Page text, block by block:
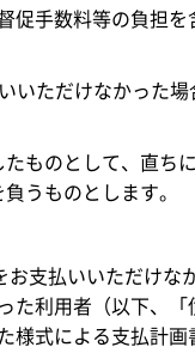
促手数料等の負担を
いただけなかった場
ものとして、直ち
うものとします。
支払いいただけな
た利用者（以下、「
様式による支払計画